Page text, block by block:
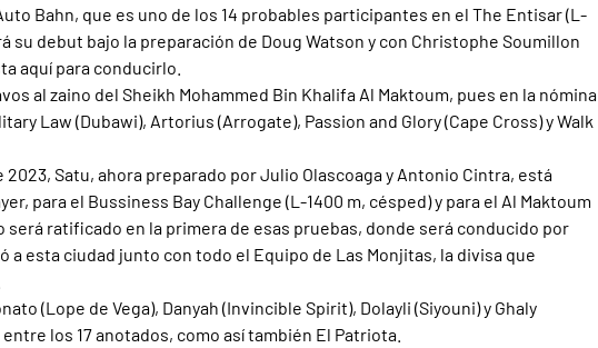
Bahn, que es uno de los 14 probables participantes en el The Entisar (L-
su debut bajo la preparación de Doug Watson y con Christophe Soumillon
aquí para conducirlo.
al zaino del Sheikh Mohammed Bin Khalifa Al Maktoum, pues en la nómina
Law (Dubawi), Artorius (Arrogate), Passion and Glory (Cape Cross) y Walk
Satu, ahora preparado por Julio Olascoaga y Antonio Cintra, está
para el Bussiness Bay Challenge (L-1400 m, césped) y para el Al Maktoum
será ratificado en la primera de esas pruebas, donde será conducido por
a esta ciudad junto con todo el Equipo de Las Monjitas, la divisa que
(Lope de Vega), Danyah (Invincible Spirit), Dolayli (Siyouni) y Ghaly
los 17 anotados, como así también El Patriota.